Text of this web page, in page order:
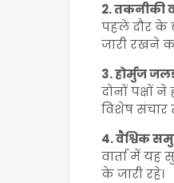
2. तकनीकी
पहले दौर के
जारी रखने
3. होर्मुज
दोनों पक्षों
विशेष संचार
4. वैश्विक
वार्ता में यह
के जारी रहे।